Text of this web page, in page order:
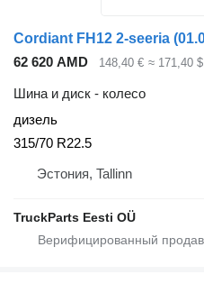
62 620 AMD 148,40 € ≈ 171,40 $
Шина и диск - колесо
дизель
315/70 R22.5
Эстония, Tallinn
TruckParts Eesti OÜ